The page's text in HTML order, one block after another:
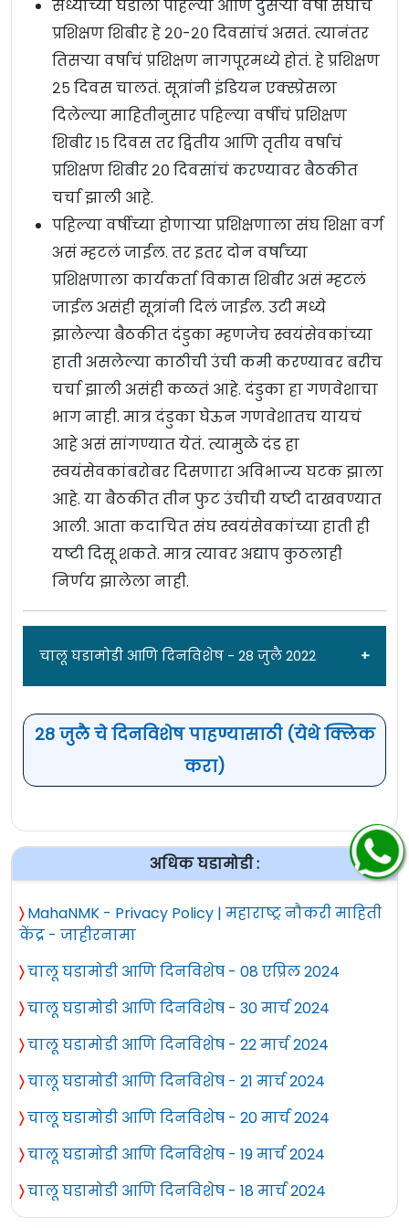
सध्याच्या घडीला पहिल्या आणि दुसऱ्या वर्षी संघाचं
प्रशिक्षण शिबीर हे २०-२० दिवसांचं असतं. त्यानंतर
तिसऱ्या वर्षाचं प्रशिक्षण नागपूरमध्ये होतं. हे प्रशिक्षण
२५ दिवस चालतं. सूत्रांनी इंडियन एक्स्प्रेसला
दिलेल्या माहितीनुसार पहिल्या वर्षीचं प्रशिक्षण
शिबीर १५ दिवस तर द्वितीय आणि तृतीय वर्षाचं
प्रशिक्षण शिबीर २० दिवसांचं करण्यावर बैठकीत
चर्चा झाली आहे.
पहिल्या वर्षीच्या होणाऱ्या प्रशिक्षणाला संघ शिक्षा वर्ग
असं म्हटलं जाईल. तर इतर दोन वर्षांच्या
प्रशिक्षणाला कार्यकर्ता विकास शिबीर असं म्हटलं
जाईल असंही सूत्रांनी दिलं जाईल. उटी मध्ये
झालेल्या बैठकीत दंडुका म्हणजेच स्वयंसेवकांच्या
हाती असलेल्या काठीची उंची कमी करण्यावर बरीच
चर्चा झाली असंही कळतं आहे. दंडुका हा गणवेशाचा
भाग नाही. मात्र दंडुका घेऊन गणवेशातच यायचं
आहे असं सांगण्यात येतं. त्यामुळे दंड हा
स्वयंसेवकांबरोबर दिसणारा अविभाज्य घटक झाला
आहे. या बैठकीत तीन फुट उंचीची यष्टी दाखवण्यात
आली. आता कदाचित संघ स्वयंसेवकांच्या हाती ही
यष्टी दिसू शकते. मात्र त्यावर अद्याप कुठलाही
निर्णय झालेला नाही.
चालू घडामोडी आणि दिनविशेष - 28 जुलै 2022
बुद्धिबळ ऑलिम्पियाड स्पर्धा - भारताच्या
ऑलिम्पियाडला प्रारंभ :
चेन्नईत गुरुवारपासून सुरू होणाऱ्या प्रतिष्ठेच्या
महासत्ता मानल्या जाणाऱ्या रशिया आणि चीनच्या
भारताचे प्रत्येकी तीन संघ पदकाच्या ईर्षेने सज्ज
झाले आहेत.
पाच वेळा विश्वविजेता विश्वनाथन आनंद यंदा
ऑलिम्पियाडमध्ये खेळणार नसून, प्रेरकाच्या
असलेल्या अमेरिका, मॅग्नस कार्लसनच्या
नेतृत्वाखालील नॉर्वे व अझरबैजानचे प्रमुख आव्हान
भारतापुढे असेल.
28 जुलै चे दिनविशेष पाहण्यासाठी (येथे क्लिक
करा)
अधिक घडामोडी :
〉MahaNMK - Privacy Policy | महाराष्ट्र नौकरी माहिती
केंद्र - जाहीरनामा
〉 चालू घडामोडी आणि दिनविशेष - 08 एप्रिल 2024
〉 चालू घडामोडी आणि दिनविशेष - 30 मार्च 2024
〉 चालू घडामोडी आणि दिनविशेष - 22 मार्च 2024
〉 चालू घडामोडी आणि दिनविशेष - 21 मार्च 2024
〉 चालू घडामोडी आणि दिनविशेष - 20 मार्च 2024
〉 चालू घडामोडी आणि दिनविशेष - 19 मार्च 2024
〉 चालू घडामोडी आणि दिनविशेष - 18 मार्च 2024